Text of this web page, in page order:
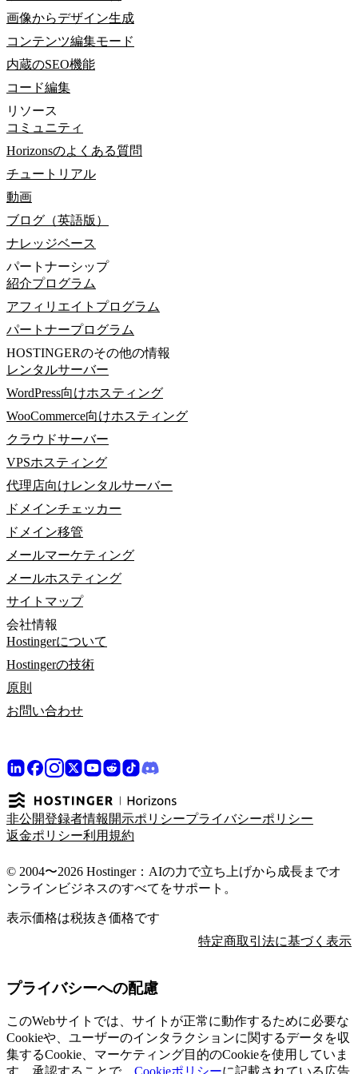
画像からデザイン生成
コンテンツ編集モード
内蔵のSEO機能
コード編集
リソース
コミュニティ
Horizonsのよくある質問
チュートリアル
動画
ブログ（英語版）
ナレッジベース
パートナーシップ
紹介プログラム
アフィリエイトプログラム
パートナープログラム
HOSTINGERのその他の情報
レンタルサーバー
WordPress向けホスティング
WooCommerce向けホスティング
クラウドサーバー
VPSホスティング
代理店向けレンタルサーバー
ドメインチェッカー
ドメイン移管
メールマーケティング
メールホスティング
サイトマップ
会社情報
Hostingerについて
Hostingerの技術
原則
お問い合わせ
非公開登録者情報開示ポリシープライバシーポリシー
返金ポリシー利用規約
© 2004〜2026 Hostinger：AIの力で立ち上げから成長までオ
ンラインビジネスのすべてをサポート。
表示価格は税抜き価格です
特定商取引法に基づく表示
プライバシーへの配慮
このWebサイトでは、サイトが正常に動作するために必要な
Cookieや、ユーザーのインタラクションに関するデータを収
集するCookie、マーケティング目的のCookieを使用していま